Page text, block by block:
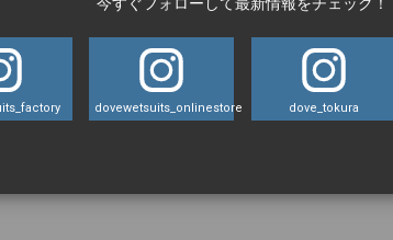
dovewetsuits_onlinestore dove_tokura